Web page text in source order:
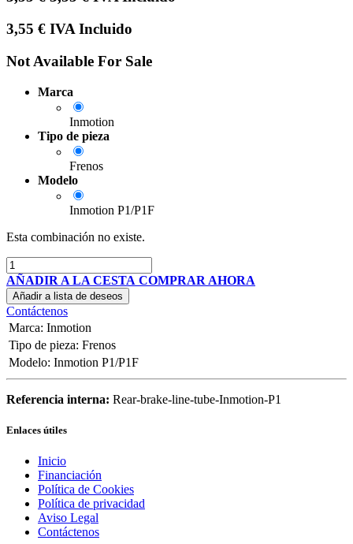
3,55 € IVA Incluido
Not Available For Sale
Marca
Inmotion
Tipo de pieza
Frenos
Modelo
Inmotion P1/P1F
Esta combinación no existe.
AÑADIR A LA CESTA COMPRAR AHORA
Añadir a lista de deseos
Contáctenos
Marca: Inmotion
Tipo de pieza: Frenos
Modelo: Inmotion P1/P1F
Referencia interna: Rear-brake-line-tube-Inmotion-P1
Enlaces útiles
Inicio
Financiación
Política de Cookies
Política de privacidad
Aviso Legal
Contáctenos